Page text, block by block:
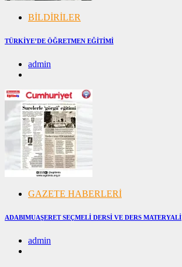
BİLDİRİLER
TÜRKİYE’DE ÖĞRETMEN EĞİTİMİ
admin
GAZETE HABERLERİ
ADABIMUAŞERET SEÇMELİ DERSİ VE DERS MATERYALİ
admin